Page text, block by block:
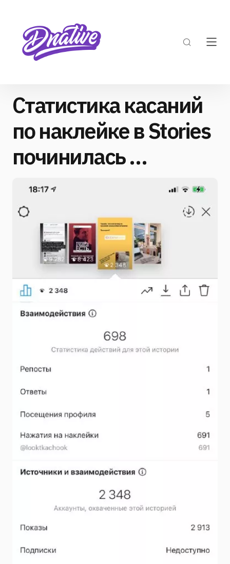
Статистика касаний
по наклейке в Stories
починилась …